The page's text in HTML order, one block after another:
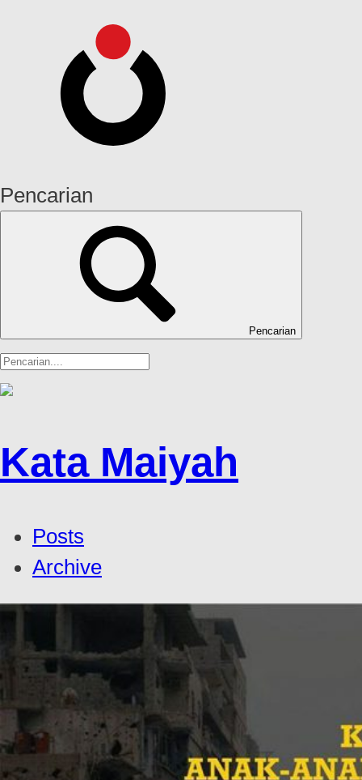
Pencarian
Pencarian
Kata Maiyah
Posts
Archive